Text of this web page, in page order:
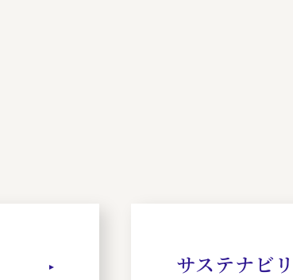
サステナビ